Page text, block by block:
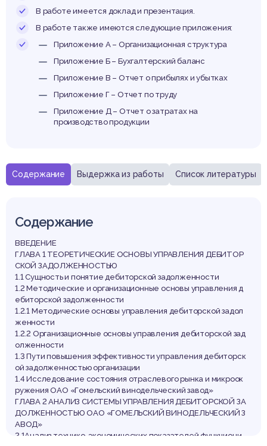
Содержание Выдержка из работы Список литературы
Содержание
ВВЕДЕНИЕ
ГЛАВА 1 ТЕОРЕТИЧЕСКИЕ ОСНОВЫ УПРАВЛЕНИЯ ДЕБИТОР
СКОЙ ЗАДОЛЖЕННОСТЬЮ
1.1 Сущность и понятие дебиторской задолженности
1.2 Методические и организационные основы управления д
ебиторской задолженности
1.2.1 Методические основы управления дебиторской задол
женности
1.2.2 Организационные основы управления дебиторской зад
олженности
1.3 Пути повышения эффективности управления дебиторск
ой задолженностью организации
1.4 Исследование состояния отраслевого рынка и микроок
ружения ОАО «Гомельский винодельческий завод»
ГЛАВА 2 АНАЛИЗ СИСТЕМЫ УПРАВЛЕНИЯ ДЕБИТОРСКОЙ ЗА
ДОЛЖЕННОСТЬЮ ОАО «ГОМЕЛЬСКИЙ ВИНОДЕЛЬЧЕСКИЙ З
АВОД»
2.1Анализ технико-экономических показателей функциони
В работе имеется доклад и презентация.
В работе также имеются следующие приложения:
Приложение А – Организационная структура
Приложение Б – Бухгалтерский баланс
Приложение В – Отчет о прибылях и убытках
Приложение Г – Отчет по труду
Приложение Д – Отчет о затратах на
производство продукции